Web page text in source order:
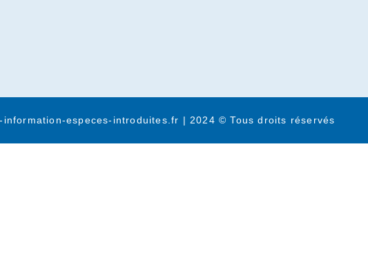
information-especes-introduites.fr | 2024 © Tous droits réservés